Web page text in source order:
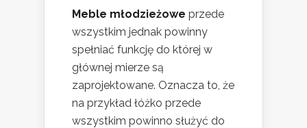
Meble młodzieżowe przede
wszystkim jednak powinny
spełniać funkcję do której w
głównej mierze są
zaprojektowane. Oznacza to, że
na przykład łóżko przede
wszystkim powinno służyć do